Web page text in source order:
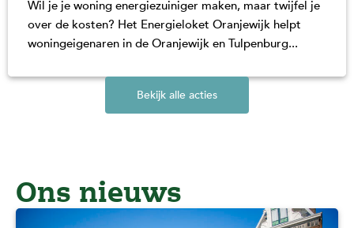
Wil je je woning energiezuiniger maken, maar twijfel je
over de kosten? Het Energieloket Oranjewijk helpt
woningeigenaren in de Oranjewijk en Tulpenburg...
Bekijk alle acties
Ons nieuws